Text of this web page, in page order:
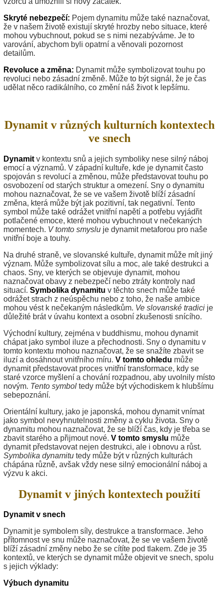
Skryté nebezpečí: Pojem dynamitu může také naznačovat,
že v našem životě existují skryté hrozby nebo situace, které
mohou vybuchnout, pokud se s nimi nezabýváme. Je to
varování, abychom byli opatrní a věnovali pozornost
detailům.
Revoluce a změna: Dynamit může symbolizovat touhu po
revoluci nebo zásadní změně. Může to být signál, že je čas
udělat něco radikálního, co změní náš život k lepšímu.
Dynamit v různých kulturních kontextech
ve snech
Dynamit v kontextu snů a jejich symboliky nese silný náboj
emocí a významů. V západní kultuře, kde je dynamit často
spojován s revolucí a změnou, může představovat touhu po
osvobození od starých struktur a omezení. Sny o dynamitu
mohou naznačovat, že se ve vašem životě blíží zásadní
změna, která může být jak pozitivní, tak negativní. Tento
symbol může také odrážet vnitřní napětí a potřebu vyjádřit
potlačené emoce, které mohou vybuchnout v nečekaných
momentech. V tomto smyslu je dynamit metaforou pro naše
vnitřní boje a touhy.
Na druhé straně, ve slovanské kultuře, dynamit může mít jiný
význam. Může symbolizovat sílu a moc, ale také destrukci a
chaos. Sny, ve kterých se objevuje dynamit, mohou
naznačovat obavy z nebezpečí nebo ztráty kontroly nad
situací. Symbolika dynamitu v těchto snech může také
odrážet strach z neúspěchu nebo z toho, že naše ambice
mohou vést k nečekaným následkům. Ve slovanské tradici je
důležité brát v úvahu kontext a osobní zkušenosti snícího.
Východní kultury, zejména v buddhismu, mohou dynamit
chápat jako symbol iluze a přechodnosti. Sny o dynamitu v
tomto kontextu mohou naznačovat, že se snažíte zbavit se
iluzí a dosáhnout vnitřního míru. V tomto ohledu může
dynamit představovat proces vnitřní transformace, kdy se
staré vzorce myšlení a chování rozpadnou, aby uvolnily místo
novým. Tento symbol tedy může být východiskem k hlubšímu
sebepoznání.
Orientální kultury, jako je japonská, mohou dynamit vnímat
jako symbol nevyhnutelnosti změny a cyklu života. Sny o
dynamitu mohou naznačovat, že se blíží čas, kdy je třeba se
zbavit starého a přijmout nové. V tomto smyslu může
dynamit představovat nejen destrukci, ale i obnovu a růst.
Symbolika dynamitu tedy může být v různých kulturách
chápána různě, avšak vždy nese silný emocionální náboj a
výzvu k akci.
Dynamit v jiných kontextech použití
Dynamit v snech
Dynamit je symbolem síly, destrukce a transformace. Jeho
přítomnost ve snu může naznačovat, že se ve vašem životě
blíží zásadní změny nebo že se cítíte pod tlakem. Zde je 35
kontextů, ve kterých se dynamit může objevit ve snech, spolu
s jejich výklady:
Výbuch dynamitu